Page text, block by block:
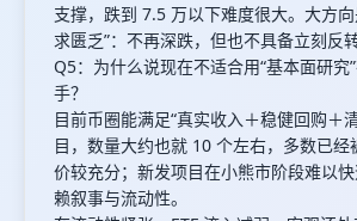
支撑，跌到 7.5 万以下难度很大。大方
求匮乏”：不再深跌，但也不具备立刻反
Q5：为什么说现在不适合用“基本面研究
手？
目前币圈能满足“真实收入＋稳健回购＋
目，数量大约也就 10 个左右，多数已经
价较充分；新发项目在小熊市阶段难以
赖叙事与流动性。